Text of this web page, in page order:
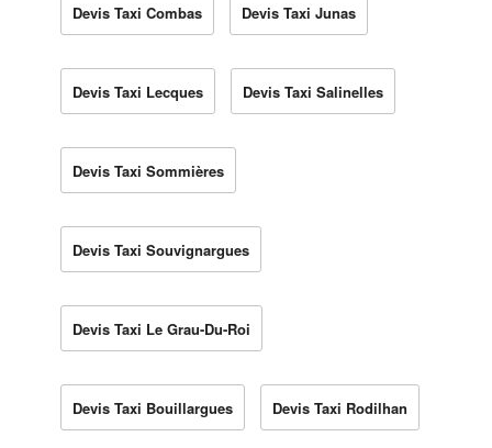
Devis Taxi Combas Devis Taxi Junas
Devis Taxi Lecques Devis Taxi Salinelles
Devis Taxi Sommières
Devis Taxi Souvignargues
Devis Taxi Le Grau-Du-Roi
Devis Taxi Bouillargues Devis Taxi Rodilhan